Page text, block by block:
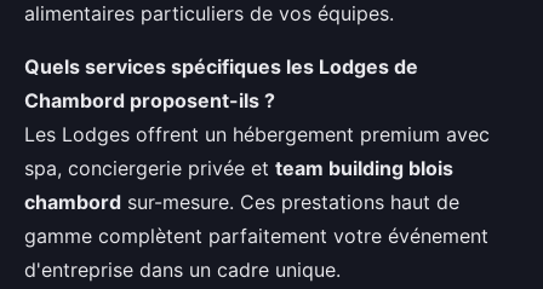
alimentaires particuliers de vos équipes.
Quels services spécifiques les Lodges de
Chambord proposent-ils ?
Les Lodges offrent un hébergement premium avec
spa, conciergerie privée et team building blois
chambord sur-mesure. Ces prestations haut de
gamme complètent parfaitement votre événement
d'entreprise dans un cadre unique.